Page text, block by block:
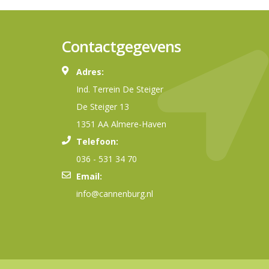
Contactgegevens
Adres:
Ind. Terrein De Steiger
De Steiger 13
1351 AA Almere-Haven
Telefoon:
036 - 531 34 70
Email:
info@cannenburg.nl